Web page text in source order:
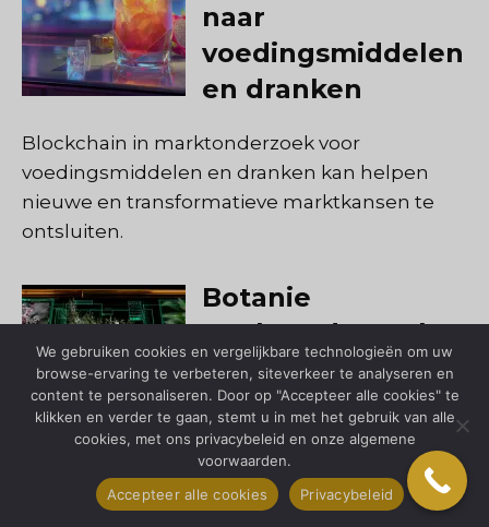
naar
voedingsmiddelen
en dranken
Blockchain in marktonderzoek voor
voedingsmiddelen en dranken kan helpen
nieuwe en transformatieve marktkansen te
ontsluiten.
Botanie
Marktonderzoek
Botanie is de wetenschap
die zich bezighoudt met
planten. Het vakgebied
staat open voor een groot
aantal bedrijven en industrieën.
We gebruiken cookies en vergelijkbare technologieën om uw
browse-ervaring te verbeteren, siteverkeer te analyseren en
content te personaliseren. Door op "Accepteer alle cookies" te
klikken en verder te gaan, stemt u in met het gebruik van alle
cookies, met ons privacybeleid en onze algemene
voorwaarden.
Accepteer alle cookies
Privacybeleid